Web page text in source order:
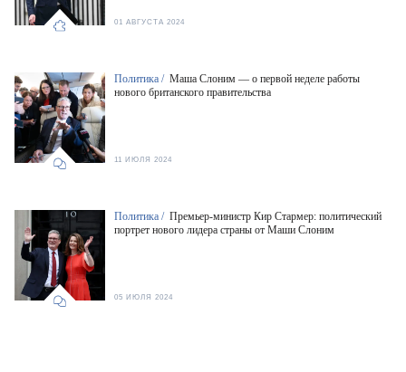
01 АВГУСТА 2024
Политика / Маша Слоним — о первой неделе работы
нового британского правительства
11 ИЮЛЯ 2024
Политика / Премьер-министр Кир Стармер: политический
портрет нового лидера страны от Маши Слоним
05 ИЮЛЯ 2024